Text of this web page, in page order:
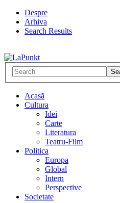
Despre
Arhiva
Search Results
Acasă
Cultura
Idei
Carte
Literatura
Teatru-Film
Politica
Europa
Global
Intern
Perspective
Societate